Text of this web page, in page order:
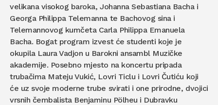
velikana visokog baroka, Johanna Sebastiana Bacha i
Georga Philippa Telemanna te Bachovog sina i
Telemannovog kumčeta Carla Philippa Emanuela
Bacha. Bogat program izvest će studenti koje je
okupila Laura Vadjon u Barokni ansambl Muzičke
akademije. Posebno mjesto na koncertu pripada
trubačima Mateju Vukić, Lovri Ticlu i Lovri Čutiću koji
će uz svoje moderne trube svirati i one prirodne, dvojici
vrsnih čembalista Benjaminu Pölheu i Dubravku